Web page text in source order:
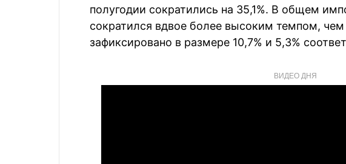
полугодии сократились на 35,1%. В общем
сократился вдвое более высоким темпом,
зафиксировано в размере 10,7% и 5,3%
ВИДЕО ДНЯ